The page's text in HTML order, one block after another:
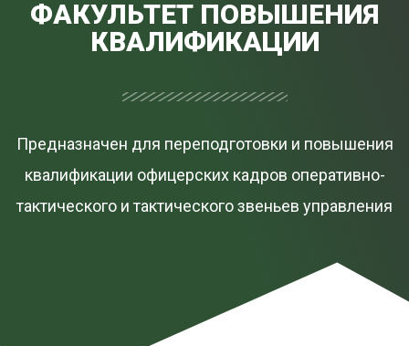
ФАКУЛЬТЕТ ПОВЫШЕНИЯ
КВАЛИФИКАЦИИ
Предназначен для переподготовки и повышения
квалификации офицерских кадров оперативно-
тактического и тактического звеньев управления